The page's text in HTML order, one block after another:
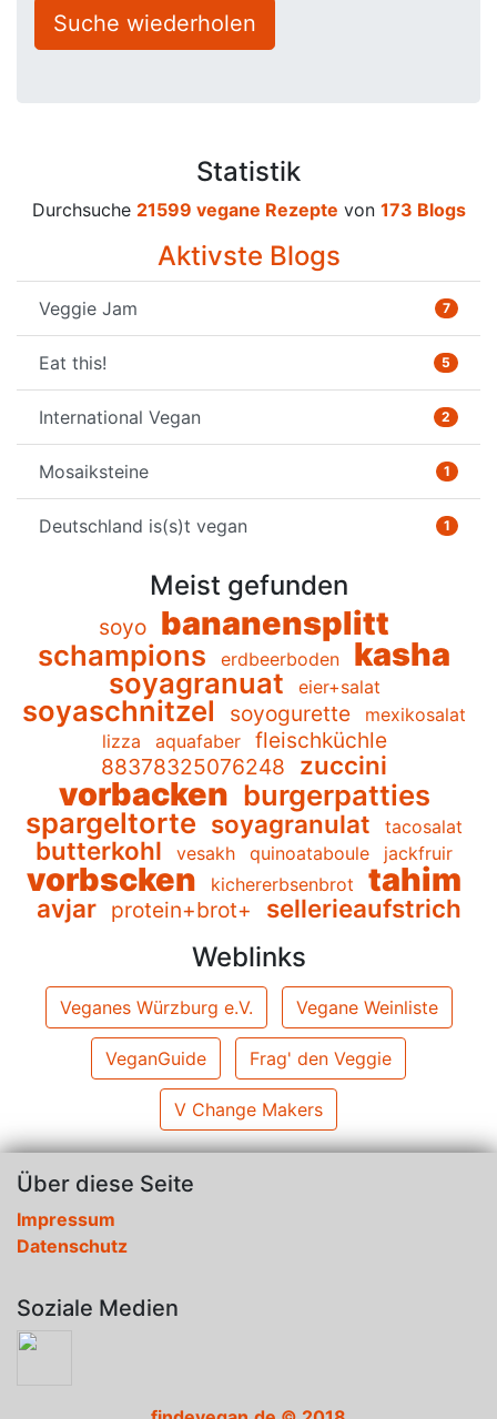
Suche wiederholen
Statistik
Durchsuche 21599 vegane Rezepte von 173 Blogs
Aktivste Blogs
Veggie Jam 7
Eat this! 5
International Vegan 2
Mosaiksteine 1
Deutschland is(s)t vegan 1
Meist gefunden
soyo bananensplitt
schampions erdbeerboden kasha
soyagranuat eier+salat
soyaschnitzel soyogurette
mexikosalat
lizza
aquafaber
fleischküchle
88378325076248
zuccini
vorbacken burgerpatties
spargeltorte soyagranulat tacosalat
butterkohl vesakh quinoataboule jackfruir
vorbscken kichererbsenbrot tahim
avjar protein+brot+ sellerieaufstrich
Weblinks
Veganes Würzburg e.V. Vegane Weinliste
VeganGuide Frag' den Veggie
V Change Makers
Über diese Seite
Impressum
Datenschutz
Soziale Medien